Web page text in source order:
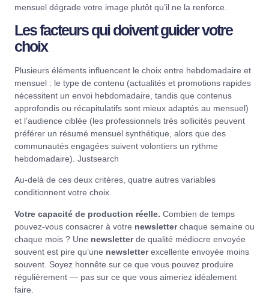
mensuel dégrade votre image plutôt qu’il ne la renforce.
Les facteurs qui doivent guider votre
choix
Plusieurs éléments influencent le choix entre hebdomadaire et
mensuel : le type de contenu (actualités et promotions rapides
nécessitent un envoi hebdomadaire, tandis que contenus
approfondis ou récapitulatifs sont mieux adaptés au mensuel)
et l’audience ciblée (les professionnels très sollicités peuvent
préférer un résumé mensuel synthétique, alors que des
communautés engagées suivent volontiers un rythme
hebdomadaire). Justsearch
Au-delà de ces deux critères, quatre autres variables
conditionnent votre choix.
Votre capacité de production réelle. Combien de temps
pouvez-vous consacrer à votre newsletterchaque semaine ou
chaque mois ? Une newsletterde qualité médiocre envoyée
souvent est pire qu’une newsletterexcellente envoyée moins
souvent. Soyez honnête sur ce que vous pouvez produire
régulièrement — pas sur ce que vous aimeriez idéalement
faire.